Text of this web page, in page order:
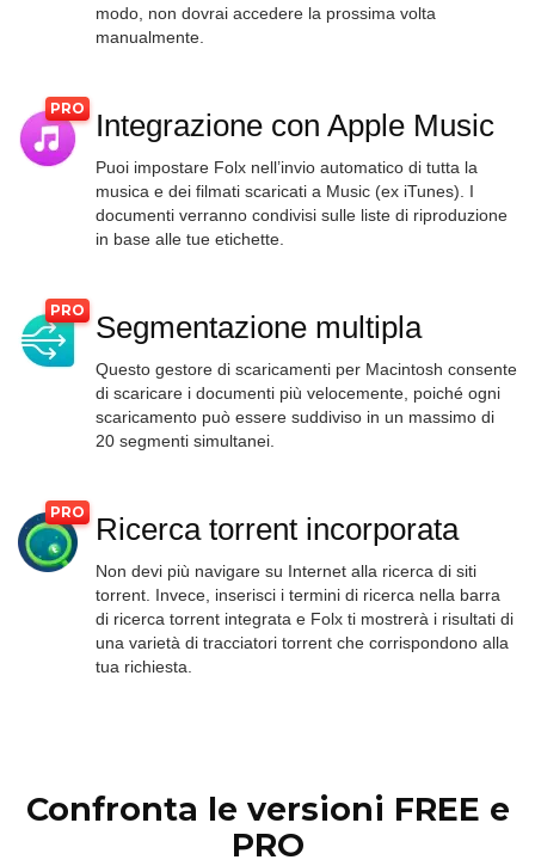
modo, non dovrai accedere la prossima volta
manualmente.
Integrazione con Apple Music
Puoi impostare Folx nell’invio automatico di tutta la
musica e dei filmati scaricati a Music (ex iTunes). I
documenti verranno condivisi sulle liste di riproduzione
in base alle tue etichette.
Segmentazione multipla
Questo gestore di scaricamenti per Macintosh consente
di scaricare i documenti più velocemente, poiché ogni
scaricamento può essere suddiviso in un massimo di
20 segmenti simultanei.
Ricerca torrent incorporata
Non devi più navigare su Internet alla ricerca di siti
torrent. Invece, inserisci i termini di ricerca nella barra
di ricerca torrent integrata e Folx ti mostrerà i risultati di
una varietà di tracciatori torrent che corrispondono alla
tua richiesta.
Confronta le versioni FREE e
PRO